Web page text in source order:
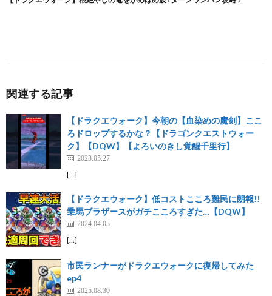
関連する記事
【ドラクエウォーク】今朝の【血染めの魔剣】ここ
ろドロップするかな？【ドラゴンクエストウォー
ク】【DQW】【よろいのきし覚醒千里行】
2023.05.27
[…]
【ドラクエウォーク】低コストこころ難民に朗報!!
乗馬ブラザースがガチこころすぎた…【DQW】
2024.04.05
[…]
市民ランナーがドラクエウォークに復帰してみた
ep4
2025.08.30